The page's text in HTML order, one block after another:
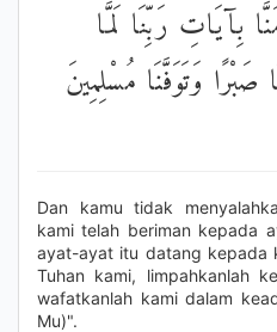
بِآيَاتِ رَبِّنَا لَمَّا
صَبْرًا وَتَوَفَّنَا مُسْلِمِينَ
Dan kamu tidak
kami telah beriman kepada
ayat-ayat itu datang kepada
Tuhan kami, limpahkanlah
wafatkanlah kami dalam
Mu)".